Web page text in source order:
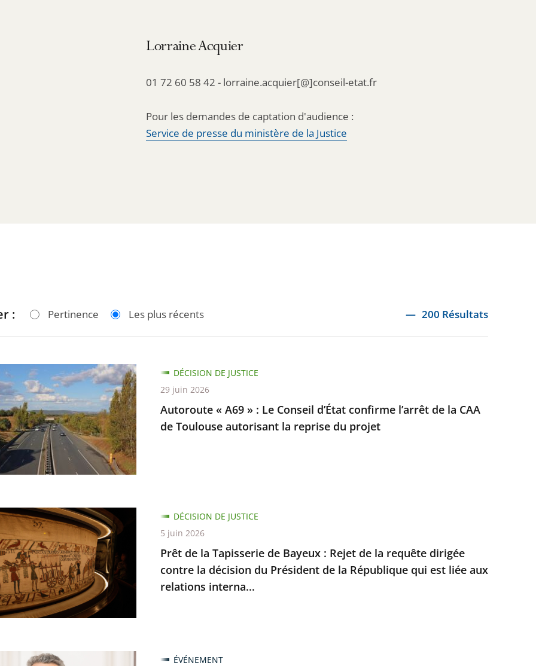
Lorraine Acquier
01 72 60 58 42 - lorraine.acquier[@]conseil-etat.fr
Pour les demandes de captation d'audience :
Service de presse du ministère de la Justice
: Pertinence Les plus récents 200 Résultats
Autoroute « A69 » : Le Conseil d’État confirme l’arrêt de la CAA
de Toulouse autorisant la reprise du projet
DÉCISION DE JUSTICE
29 juin 2026
Prêt de la Tapisserie de Bayeux : Rejet de la requête dirigée
contre la décision du Président de la République qui est liée aux
relations interna...
DÉCISION DE JUSTICE
5 juin 2026
ÉVÉNEMENT